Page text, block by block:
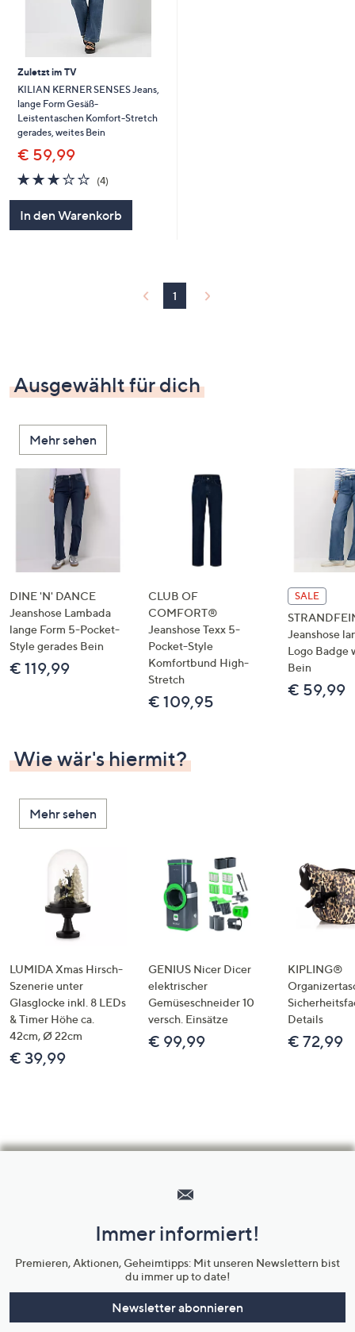
Zuletzt im TV
KILIAN KERNER SENSES Jeans,
lange Form Gesäß-
Leistentaschen Komfort-Stretch
gerades, weites Bein
€ 59,99
2.8
von
(4)4
In den Warenkorb
1
Ausgewählt für dich
Mehr sehen
DINE 'N' DANCE
Jeanshose Lambada
lange Form 5-Pocket-
Style gerades Bein
€ 119,99
CLUB OF
COMFORT®
Jeanshose Texx 5-
Pocket-Style
Komfortbund High-
Stretch
€ 109,95
SALE
Jeanshose
Logo Badge
Bein
€ 59,99
Wie wär's hiermit?
Mehr sehen
LUMIDA Xmas Hirsch-
Szenerie unter
Glasglocke inkl. 8 LEDs
& Timer Höhe ca.
42cm, Ø 22cm
€ 39,99
GENIUS Nicer Dicer
elektrischer
Gemüseschneider 10
versch. Einsätze
€ 99,99
KIPLING®
Details
€ 72,99
Unternehmensinformationen
Immer informiert!
Premieren, Aktionen, Geheimtipps: Mit unseren Newslettern bist
du immer up to date!
Newsletter abonnieren